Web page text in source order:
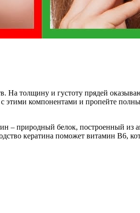
На толщину и густоту прядей
компонентами и пропейте
– природный белок, построенный из
кератина поможет витамин В6,